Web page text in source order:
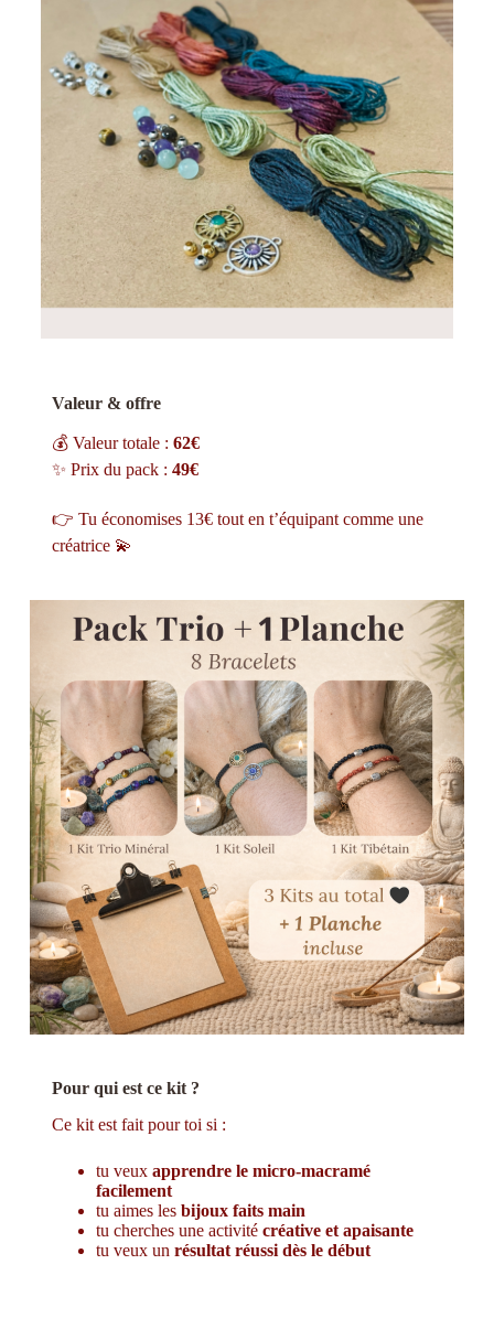
Valeur & offre
💰 Valeur totale : 62€
✨ Prix du pack : 49€
👉 Tu économises 13€ tout en t’équipant comme une
créatrice 💫
Pour qui est ce kit ?
Ce kit est fait pour toi si :
tu veux apprendre le micro-macramé
facilement
tu aimes les bijoux faits main
tu cherches une activité créative et apaisante
tu veux un résultat réussi dès le début